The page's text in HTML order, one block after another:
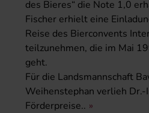
des Bieres“ die Note 1,0
Fischer erhielt eine
Reise des Bierconvents
teilzunehmen, die im Mai
geht.
Für die Landsmannschaft
Weihenstephan verlieh
Förderpreise..